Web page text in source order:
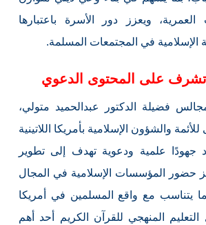
ويعزز دور الأسرة باعتبارها
الإسلامية في المجتمعات المسلمة.
تشرف على المحتوى الدعوي
فضيلة الدكتور عبدالحميد متولي،
والشؤون الإسلامية بأمريكا اللاتينية
جهودًا علمية ودعوية تهدف إلى تطوير
حضور المؤسسات الإسلامية في المجال
بما يتناسب مع واقع المسلمين في أمريكا
التعليم المنهجي للقرآن الكريم أحد أهم